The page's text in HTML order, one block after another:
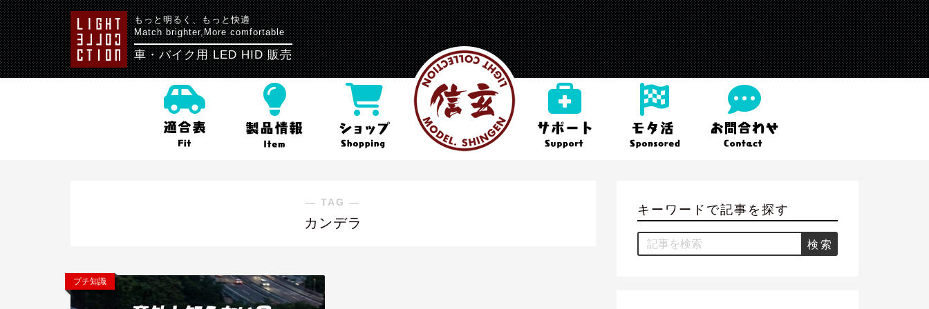
もっと明るく、もっと快適
Match brighter,More comfortable
車・バイク用 LED HID 販売
― TAG ―
カンデラ
プチ知識
キーワードで記事を探す
Search
for: